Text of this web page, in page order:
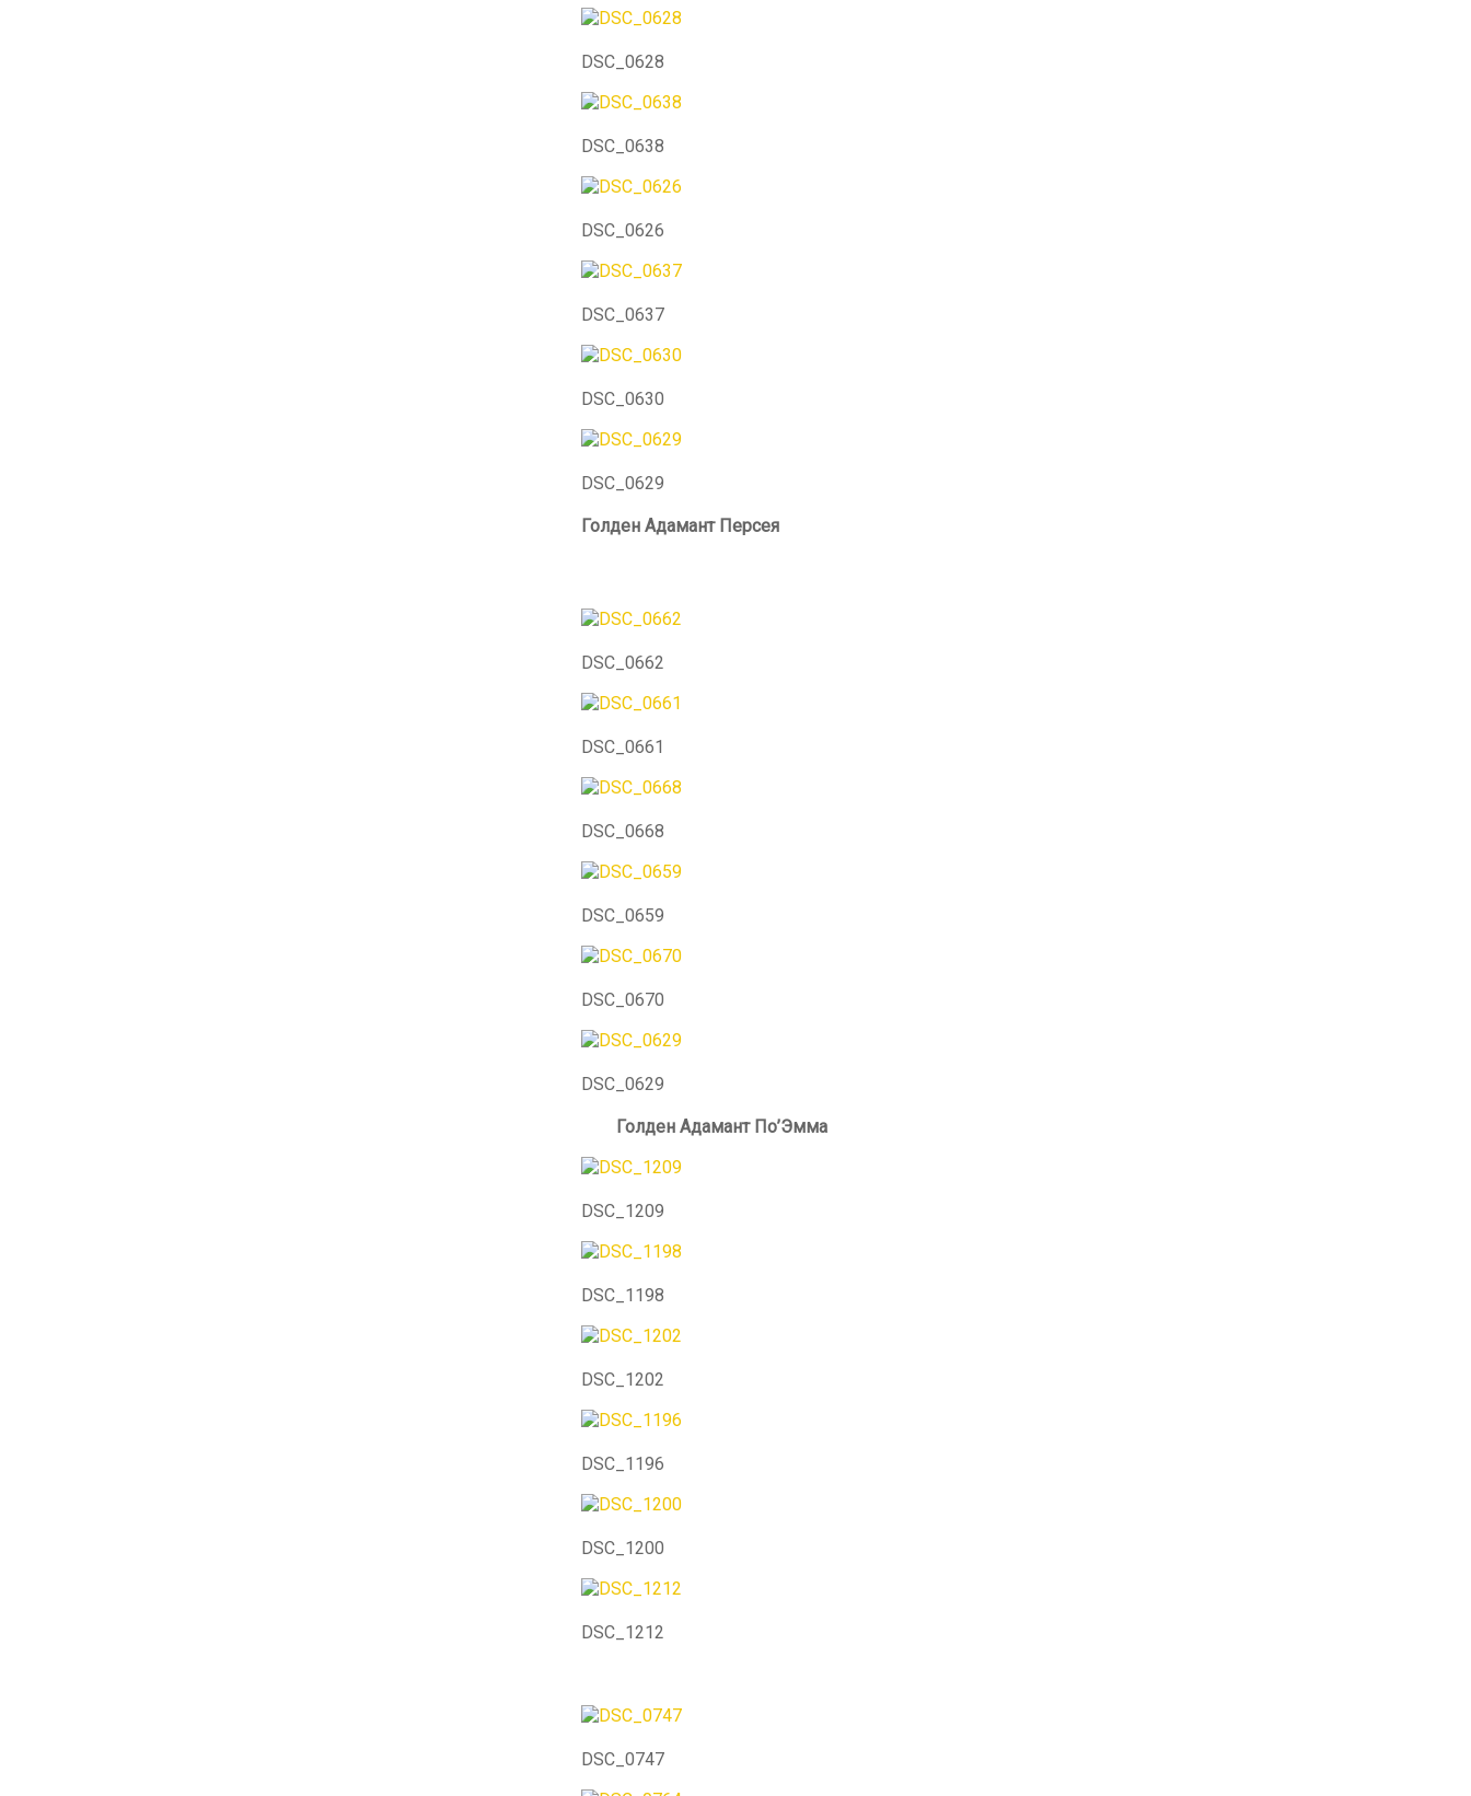
DSC_0628
DSC_0638
DSC_0626
DSC_0637
DSC_0630
DSC_0629
Голден Адамант Персея
DSC_0662
DSC_0661
DSC_0668
DSC_0659
DSC_0670
DSC_0629
Голден Адамант По’Эмма
DSC_1209
DSC_1198
DSC_1202
DSC_1196
DSC_1200
DSC_1212
DSC_0747